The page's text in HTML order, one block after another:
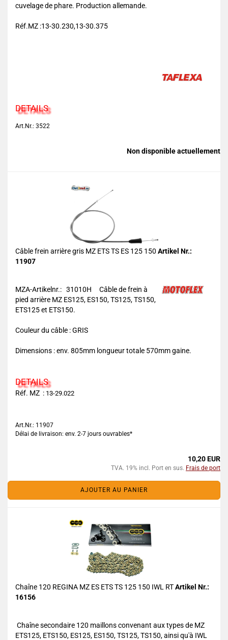
cuvelage de phare. Production allemande.
Réf.MZ :13-30.230,13-30.375
DETAILS
Art.Nr.: 3522
Non disponible actuellement
Câble frein arrière gris MZ ETS TS ES 125 150 Artikel Nr.:
11907
MZA-Artikelnr.: 31010H
Câble de frein à
pied arrière MZ ES125, ES150, TS125, TS150,
ETS125 et ETS150.
Couleur du câble : GRIS
Dimensions : env. 805mm longueur totale 570mm gaine.
DETAILS
Réf. MZ : 13-29.022
Art.Nr.: 11907
Délai de livraison: env. 2-7 jours ouvrables*
10,20 EUR
TVA. 19% incl. Port en sus. Frais de port
AJOUTER AU PANIER
Chaîne 120 REGINA MZ ES ETS TS 125 150 IWL RTArtikel Nr.:
16156
Chaîne secondaire 120 maillons convenant aux types de MZ
ETS125, ETS150, ES125, ES150, TS125, TS150, ainsi qu'à IWL